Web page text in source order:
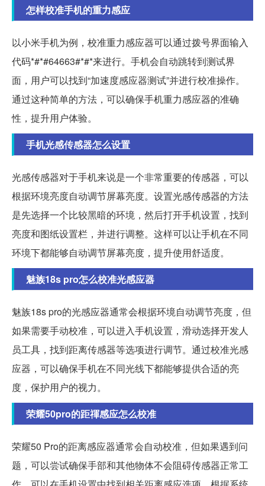
怎样校准手机的重力感应
以小米手机为例，校准重力感应器可以通过拨号界面输入
代码*#*#64663#*#*来进行。手机会自动跳转到测试界
面，用户可以找到“加速度感应器测试”并进行校准操作。
通过这种简单的方法，可以确保手机重力感应器的准确
性，提升用户体验。
手机光感传感器怎么设置
光感传感器对于手机来说是一个非常重要的传感器，可以
根据环境亮度自动调节屏幕亮度。设置光感传感器的方法
是先选择一个比较黑暗的环境，然后打开手机设置，找到
亮度和图纸设置栏，并进行调整。这样可以让手机在不同
环境下都能够自动调节屏幕亮度，提升使用舒适度。
魅族18s pro怎么校准光感应器
魅族18s pro的光感应器通常会根据环境自动调节亮度，但
如果需要手动校准，可以进入手机设置，滑动选择开发人
员工具，找到距离传感器等选项进行调节。通过校准光感
应器，可以确保手机在不同光线下都能够提供合适的亮
度，保护用户的视力。
荣耀50pro的距禈感应怎么校准
荣耀50 Pro的距离感应器通常会自动校准，但如果遇到问
题，可以尝试确保手部和其他物体不会阻碍传感器正常工